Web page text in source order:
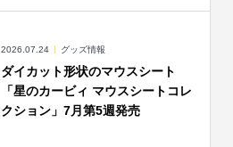
2026.07.24 グッズ情報
ダイカット形状のマウスシート
「星のカービィ マウスシートコレ
クション」7月第5週発売